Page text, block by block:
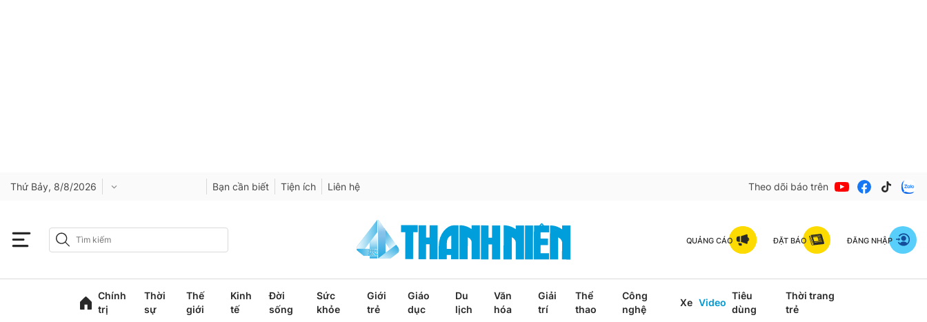
Thứ Bảy, 8/8/2026 Bạn cần biết Tiện ích Liên hệ Theo dõi báo trên
QUẢNG CÁO ĐẶT BÁO ĐĂNG NHẬP
Chính
trị
Thời
sự
Thế
giới
Kinh
tế
Đời
sống
Sức
khỏe
Giới
trẻ
Giáo
dục
Du
lịch
Văn
hóa
Giải
trí
Thể
thao
Công
nghệ
Xe Video
Tiêu
dùng
Thời trang
trẻ